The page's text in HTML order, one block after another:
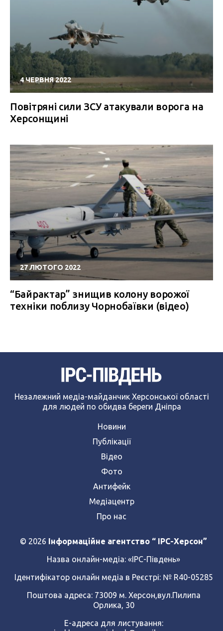
4 ЧЕРВНЯ 2022
Повітряні сили ЗСУ атакували ворога на
Херсонщині
27 ЛЮТОГО 2022
“Байрактар” знищив колону ворожої
техніки поблизу Чорнобаївки (відео)
Незалежний медіа-майданчик Херсонської області
для людей по обидва береги Дніпра
Новини
Публікації
Відео
Фото
Антифейк
Медіацентр
Про нас
© 2026 Інформаційне агентство “ IPC-Херсон”
Назва онлайн-медіа: «ІРС-Південь»
Ідентифікатор онлайн медіа в Реєстрі: № R40-05285
Поштова адреса: 73009 м. Херсон,вул.Пилипа
Орлика, 30
Е-адреса для листування: